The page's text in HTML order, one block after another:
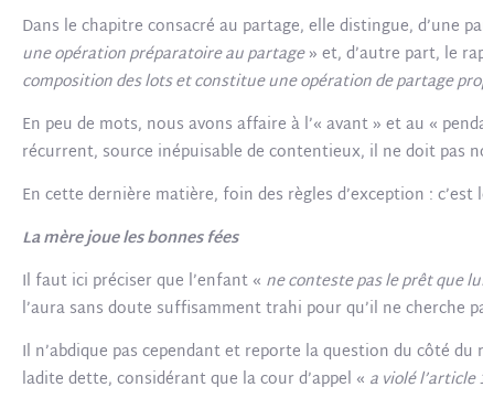
Dans le chapitre consacré au partage, elle distingue, d’une
une opération préparatoire au partage» et, d’autre part, le
composition des lots et constitue une opération de partage
En peu de mots, nous avons affaire à l’« avant » et au «
récurrent, source inépuisable de contentieux, il ne doit pas
En cette dernière matière, foin des règles d’exception :
La mère joue les bonnes fées
Il faut ici préciser que l’enfant « ne conteste pas le prêt que
l’aura sans doute suffisamment trahi pour qu’il ne cherche
Il n’abdique pas cependant et reporte la question du côté
ladite dette, considérant que la cour d’appel « a violé